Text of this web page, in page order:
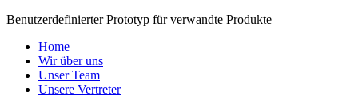
Benutzerdefinierter Prototyp für verwandte Produkte
Home
Wir über uns
Unser Team
Unsere Vertreter